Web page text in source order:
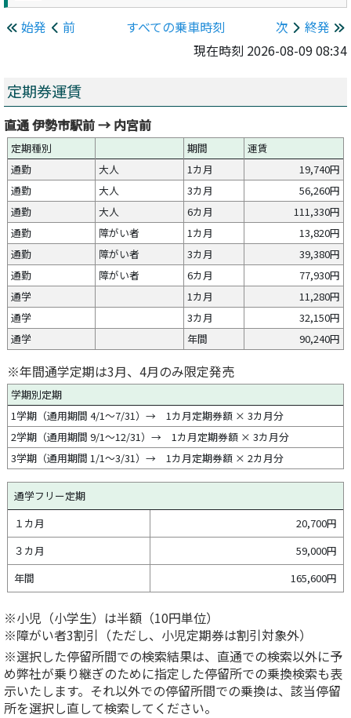
始発 前 すべての乗車時刻 終発
次
現在時刻 2026-08-09 08:34
定期券運賃
直通 伊勢市駅前 → 内宮前
定期種別 期間
運賃
通勤
大人 1カ月
19,740円
通勤
大人 3カ月
56,260円
通勤
大人 6カ月
111,330円
通勤
障がい者 1カ月
13,820円
通勤
障がい者 3カ月
39,380円
通勤
障がい者 6カ月
77,930円
通学
1カ月
11,280円
通学
3カ月
32,150円
通学
年間 90,240円
※年間通学定期は3月、4月のみ限定発売
学期別定期
1学期（通用期間 4/1～7/31）→ 1カ月定期券額 × 3カ月分
2学期（通用期間 9/1～12/31）→ 1カ月定期券額 × 3カ月分
3学期（通用期間 1/1～3/31）→ 1カ月定期券額 × 2カ月分
通学フリー定期
１カ月
20,700円
３カ月
59,000円
年間
165,600円
※小児（小学生）は半額（10円単位）
※障がい者3割引（ただし、小児定期券は割引対象外）
※選択した停留所間での検索結果は、直通での検索以外に予
め弊社が乗り継ぎのために指定した停留所での乗換検索も表
示いたします。それ以外での停留所間での乗換は、該当停留
所を選択し直して検索してください。